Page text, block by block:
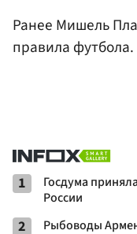
Ранее Мишель
правила футбола.
1
Госдума
России
2
Рыбоводы